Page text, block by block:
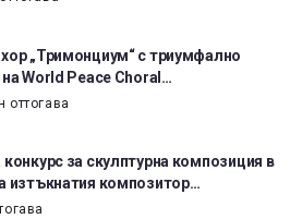
„Тримонциум“ с триумфално
на World Peace Choral…
оттогава
конкурс за скулптурна композиция в
изтъкнатия композитор…